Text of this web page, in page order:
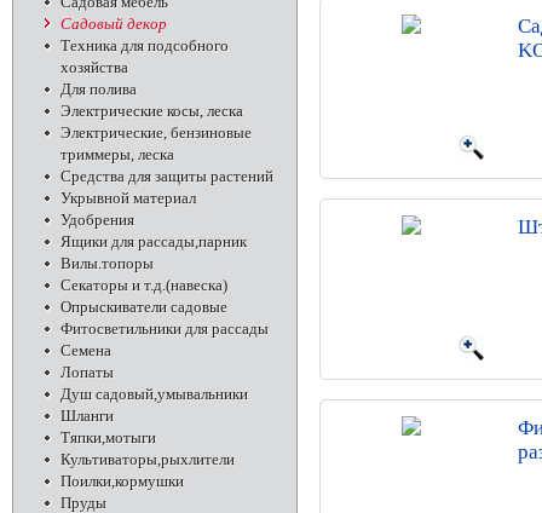
Садовый декор
Техника для подсобного
хозяйства
Для полива
Электрические косы, леска
Электрические, бензиновые
триммеры, леска
Средства для защиты растений
Укрывной материал
Удобрения
Ящики для рассады,парник
Вилы.топоры
Секаторы и т.д.(навеска)
Опрыскиватели садовые
Фитосветильники для рассады
Семена
Лопаты
Душ садовый,умывальники
Шланги
Тяпки,мотыги
Культиваторы,рыхлители
Поилки,кормушки
Пруды